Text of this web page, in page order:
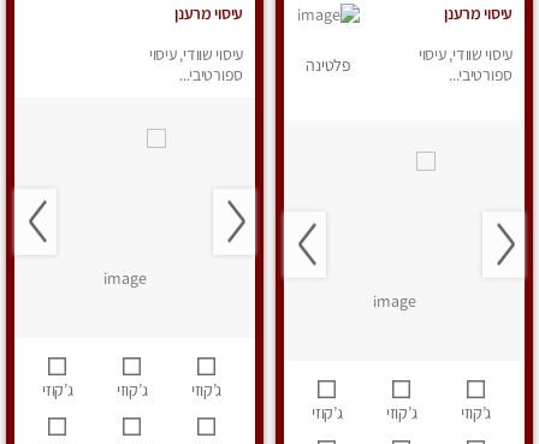
עיסוי מרענן
עיסוי שוודי, עיסוי
ספורטיבי...
פלטינה
ג’קוזי ג’קוזי ג’קוזי
עיסוי מרענן
עיסוי שוודי, עיסוי
ספורטיבי...
ג’קוזי ג’קוזי ג’קוזי